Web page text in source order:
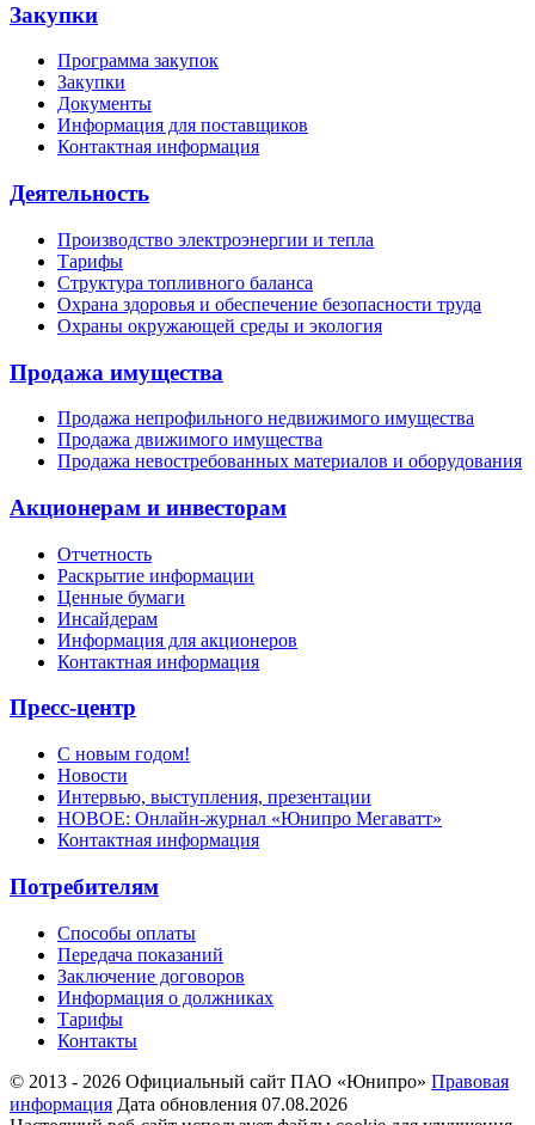
Закупки
Программа закупок
Закупки
Документы
Информация для поставщиков
Контактная информация
Деятельность
Производство электроэнергии и тепла
Тарифы
Структура топливного баланса
Охрана здоровья и обеспечение безопасности труда
Охраны окружающей среды и экология
Продажа имущества
Продажа непрофильного недвижимого имущества
Продажа движимого имущества
Продажа невостребованных материалов и оборудования
Акционерам и инвесторам
Отчетность
Раскрытие информации
Ценные бумаги
Инсайдерам
Информация для акционеров
Контактная информация
Пресс-центр
С новым годом!
Новости
Интервью, выступления, презентации
НОВОЕ: Онлайн-журнал «Юнипро Мегаватт»
Контактная информация
Потребителям
Способы оплаты
Передача показаний
Заключение договоров
Информация о должниках
Тарифы
Контакты
© 2013 - 2026 Официальный сайт ПАО «Юнипро» Правовая
информация Дата обновления 07.08.2026